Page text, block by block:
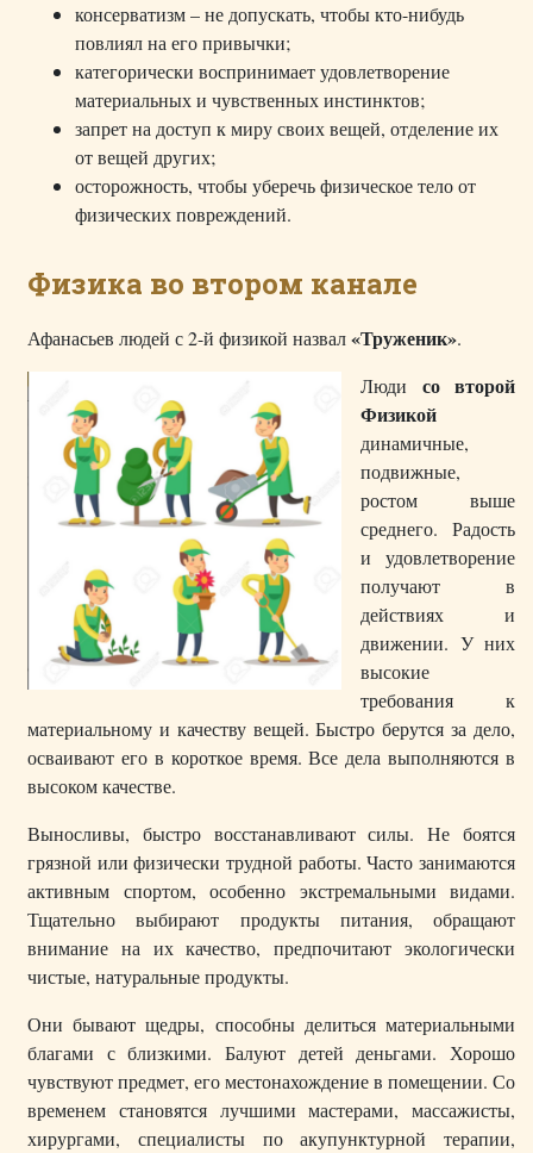
консерватизм – не допускать, чтобы кто-нибудь
повлиял на его привычки;
категорически воспринимает удовлетворение
материальных и чувственных инстинктов;
запрет на доступ к миру своих вещей, отделение их
от вещей других;
осторожность, чтобы уберечь физическое тело от
физических повреждений.
Физика во втором канале
Афанасьев людей с 2-й физикой назвал«Труженик».
Люди со второй
Физикой
динамичные,
подвижные,
ростом выше
среднего. Радость
и удовлетворение
получают в
действиях и
движении. У них
высокие
требования к
материальному и качеству вещей. Быстро берутся за дело,
осваивают его в короткое время. Все дела выполняются в
высоком качестве.
Выносливы, быстро восстанавливают силы. Не боятся
грязной или физически трудной работы. Часто занимаются
активным спортом, особенно экстремальными видами.
Тщательно выбирают продукты питания, обращают
внимание на их качество, предпочитают экологически
чистые, натуральные продукты.
Они бывают щедры, способны делиться материальными
благами с близкими. Балуют детей деньгами. Хорошо
чувствуют предмет, его местонахождение в помещении. Со
временем становятся лучшими мастерами, массажисты,
хирургами, специалисты по акупунктурной терапии,